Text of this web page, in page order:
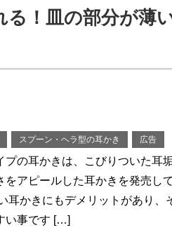
る！皿の部分が薄
スプーン・ヘラ型の耳かき 広告
プの耳かきは、こびりついた耳
をアピールした耳かきを発売し
耳かきにもデメリットがあり、
い事です […]